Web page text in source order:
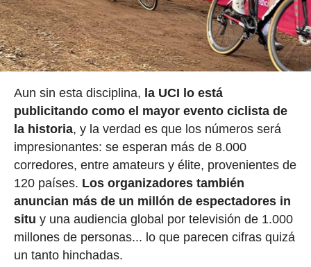
Aun sin esta disciplina, la UCI lo está
publicitando como el mayor evento ciclista de
la historia, y la verdad es que los números será
impresionantes: se esperan más de 8.000
corredores, entre amateurs y élite, provenientes de
120 países. Los organizadores también
anuncian más de un millón de espectadores in
situ y una audiencia global por televisión de 1.000
millones de personas... lo que parecen cifras quizá
un tanto hinchadas.